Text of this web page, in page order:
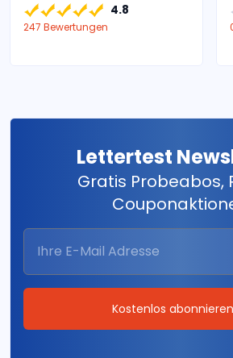
4.8
247 Bewertungen
Lettertest
Gratis Probeabos,
Kostenlos abonnieren